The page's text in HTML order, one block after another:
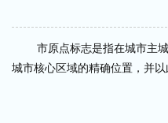
市原点标志是指在城市主
城市核心区域的精确位置，并